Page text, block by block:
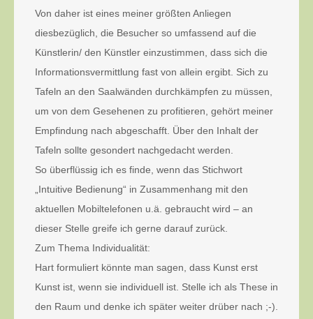
Von daher ist eines meiner größten Anliegen
diesbezüglich, die Besucher so umfassend auf die
Künstlerin/ den Künstler einzustimmen, dass sich die
Informationsvermittlung fast von allein ergibt. Sich zu
Tafeln an den Saalwänden durchkämpfen zu müssen,
um von dem Gesehenen zu profitieren, gehört meiner
Empfindung nach abgeschafft. Über den Inhalt der
Tafeln sollte gesondert nachgedacht werden.
So überflüssig ich es finde, wenn das Stichwort
„Intuitive Bedienung“ in Zusammenhang mit den
aktuellen Mobiltelefonen u.ä. gebraucht wird – an
dieser Stelle greife ich gerne darauf zurück.
Zum Thema Individualität:
Hart formuliert könnte man sagen, dass Kunst erst
Kunst ist, wenn sie individuell ist. Stelle ich als These in
den Raum und denke ich später weiter drüber nach ;-).